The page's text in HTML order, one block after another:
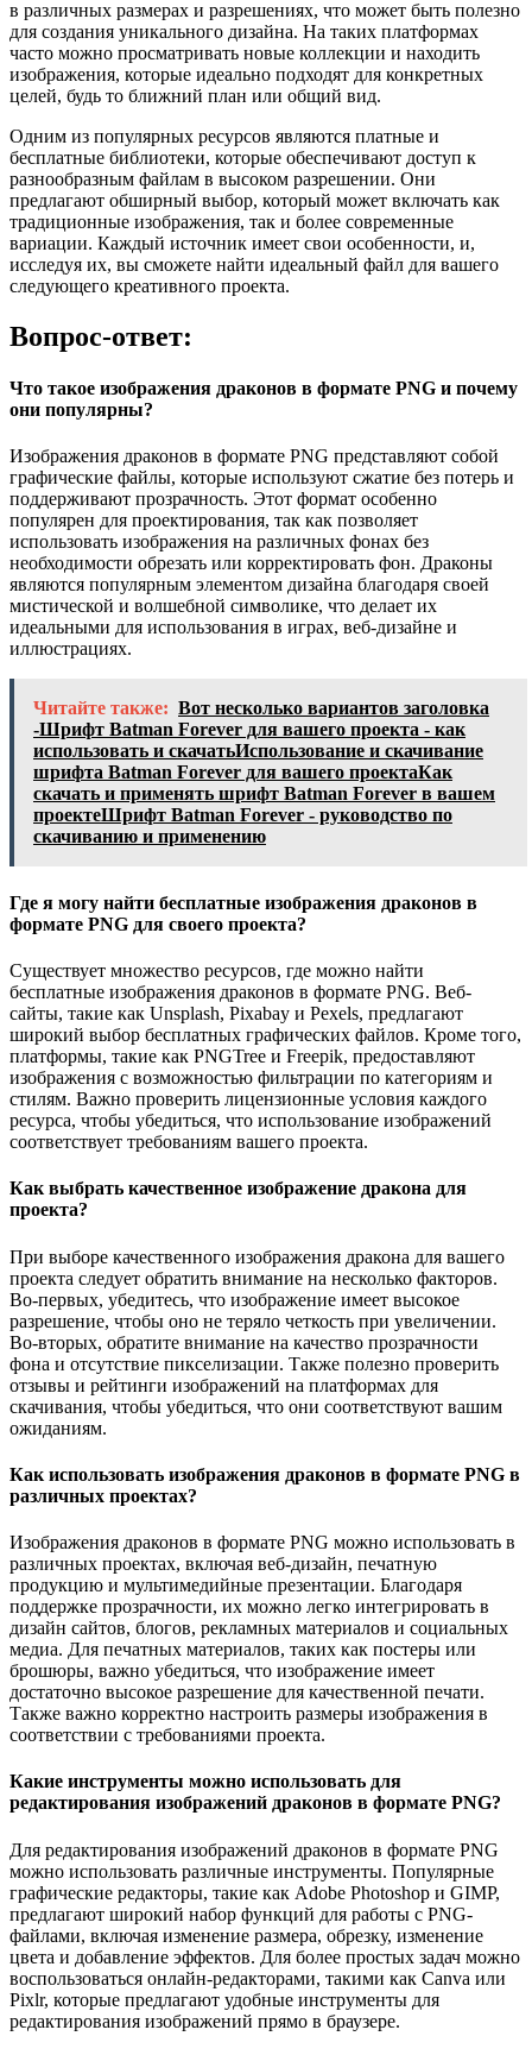
в различных размерах и разрешениях, что может быть полезно
для создания уникального дизайна. На таких платформах
часто можно просматривать новые коллекции и находить
изображения, которые идеально подходят для конкретных
целей, будь то ближний план или общий вид.
Одним из популярных ресурсов являются платные и
бесплатные библиотеки, которые обеспечивают доступ к
разнообразным файлам в высоком разрешении. Они
предлагают обширный выбор, который может включать как
традиционные изображения, так и более современные
вариации. Каждый источник имеет свои особенности, и,
исследуя их, вы сможете найти идеальный файл для вашего
следующего креативного проекта.
Вопрос-ответ:
Что такое изображения драконов в формате PNG и почему
они популярны?
Изображения драконов в формате PNG представляют собой
графические файлы, которые используют сжатие без потерь и
поддерживают прозрачность. Этот формат особенно
популярен для проектирования, так как позволяет
использовать изображения на различных фонах без
необходимости обрезать или корректировать фон. Драконы
являются популярным элементом дизайна благодаря своей
мистической и волшебной символике, что делает их
идеальными для использования в играх, веб-дизайне и
иллюстрациях.
Читайте также: Вот несколько вариантов заголовка
-Шрифт Batman Forever для вашего проекта - как
использовать и скачатьИспользование и скачивание
шрифта Batman Forever для вашего проектаКак
скачать и применять шрифт Batman Forever в вашем
проектеШрифт Batman Forever - руководство по
скачиванию и применению
Где я могу найти бесплатные изображения драконов в
формате PNG для своего проекта?
Существует множество ресурсов, где можно найти
бесплатные изображения драконов в формате PNG. Веб-
сайты, такие как Unsplash, Pixabay и Pexels, предлагают
широкий выбор бесплатных графических файлов. Кроме того,
платформы, такие как PNGTree и Freepik, предоставляют
изображения с возможностью фильтрации по категориям и
стилям. Важно проверить лицензионные условия каждого
ресурса, чтобы убедиться, что использование изображений
соответствует требованиям вашего проекта.
Как выбрать качественное изображение дракона для
проекта?
При выборе качественного изображения дракона для вашего
проекта следует обратить внимание на несколько факторов.
Во-первых, убедитесь, что изображение имеет высокое
разрешение, чтобы оно не теряло четкость при увеличении.
Во-вторых, обратите внимание на качество прозрачности
фона и отсутствие пикселизации. Также полезно проверить
отзывы и рейтинги изображений на платформах для
скачивания, чтобы убедиться, что они соответствуют вашим
ожиданиям.
Как использовать изображения драконов в формате PNG в
различных проектах?
Изображения драконов в формате PNG можно использовать в
различных проектах, включая веб-дизайн, печатную
продукцию и мультимедийные презентации. Благодаря
поддержке прозрачности, их можно легко интегрировать в
дизайн сайтов, блогов, рекламных материалов и социальных
медиа. Для печатных материалов, таких как постеры или
брошюры, важно убедиться, что изображение имеет
достаточно высокое разрешение для качественной печати.
Также важно корректно настроить размеры изображения в
соответствии с требованиями проекта.
Какие инструменты можно использовать для
редактирования изображений драконов в формате PNG?
Для редактирования изображений драконов в формате PNG
можно использовать различные инструменты. Популярные
графические редакторы, такие как Adobe Photoshop и GIMP,
предлагают широкий набор функций для работы с PNG-
файлами, включая изменение размера, обрезку, изменение
цвета и добавление эффектов. Для более простых задач можно
воспользоваться онлайн-редакторами, такими как Canva или
Pixlr, которые предлагают удобные инструменты для
редактирования изображений прямо в браузере.